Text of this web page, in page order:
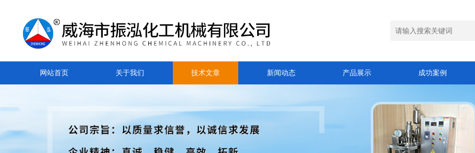
网站首页 关于我们 技术文章 新闻动态 产品展示 成功案例